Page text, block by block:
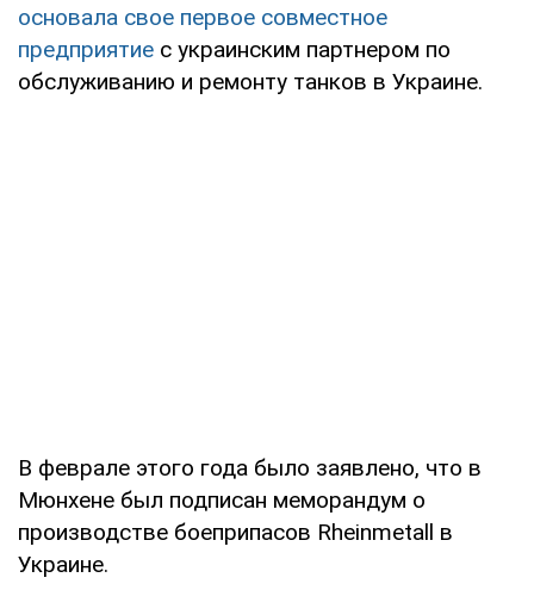
основала свое первое совместное
предприятие с украинским партнером по
обслуживанию и ремонту танков в Украине.
В феврале этого года было заявлено, что в
Мюнхене был подписан меморандум о
производстве боеприпасов Rheinmetall в
Украине.